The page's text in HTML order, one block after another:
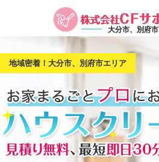
大分市、別府市
地域密着！大分市、別府市エリア